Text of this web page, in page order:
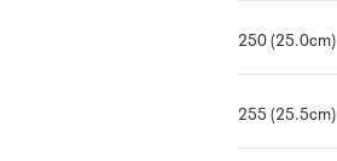
250 (25.0cm)
255 (25.5cm)